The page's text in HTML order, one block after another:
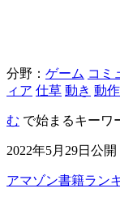
分野： ゲーム コミ
ィア 仕草 動き 動作
む で始まるキーワ
2022年5月29日公
アマゾン書籍ラン